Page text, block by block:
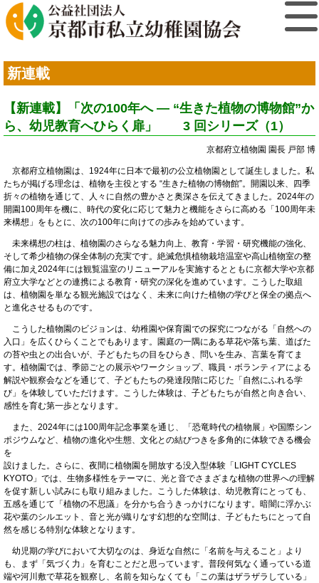
新連載
【新連載】「次の100年へ — “生きた植物の博物館”か
ら、幼児教育へひらく扉」 3 回シリーズ（1）
京都府立植物園 園長 戸部 博
京都府立植物園は、1924年に日本で最初の公立植物園として誕生しました。私
たちが掲げる理念は、植物を主役とする “生きた植物の博物館”。開園以来、四季
折々の植物を通じて、人々に自然の豊かさと奥深さを伝えてきました。2024年の
開園100周年を機に、時代の変化に応じて魅力と機能をさらに高める「100周年未
来構想」をもとに、次の100年に向けての歩みを始めています。
未来構想の柱は、植物園のさらなる魅力向上、教育・学習・研究機能の強化、
そして希少植物の保全体制の充実です。絶滅危惧植物栽培温室や高山植物室の整
備に加え2024年には観覧温室のリニューアルを実施するとともに京都大学や京都
府立大学などとの連携による教育・研究の深化を進めています。こうした取組
は、植物園を単なる観光施設ではなく、未来に向けた植物の学びと保全の拠点へ
と進化させるものです。
こうした植物園のビジョンは、幼稚園や保育園での探究につながる「自然への
入口」を広くひらくことでもあります。園庭の一隅にある草花や落ち葉、道ばた
の苔や虫との出合いが、子どもたちの目をひらき、問いを生み、言葉を育てま
す。植物園では、季節ごとの展示やワークショップ、職員・ボランティアによる
解説や観察会などを通じて、子どもたちの発達段階に応じた「自然にふれる学
び」を体験していただけます。こうした体験は、子どもたちが自然と向き合い、
感性を育む第一歩となります。
また、2024年には100周年記念事業を通じ、「恐竜時代の植物展」や国際シン
ポジウムなど、植物の進化や生態、文化との結びつきを多角的に体験できる機会
を
設けました。さらに、夜間に植物園を開放する没入型体験「LIGHT CYCLES
KYOTO」では、生物多様性をテーマに、光と音でさまざまな植物の世界への理解
を促す新しい試みにも取り組みました。こうした体験は、幼児教育にとっても、
五感を通じて「植物の不思議」を分かち合うきっかけになります。暗闇に浮かぶ
花や葉のシルエット、音と光が織りなす幻想的な空間は、子どもたちにとって自
然を感じる特別な体験となります。
幼児期の学びにおいて大切なのは、身近な自然に「名前を与えること」より
も、まず「気づく力」を育むことだと思っています。普段何気なく通っている道
端や河川敷で草花を観察し、名前を知らなくても「この葉はザラザラしている」